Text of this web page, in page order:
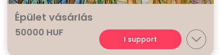
Épület vásárlás
50000 HUF
I support